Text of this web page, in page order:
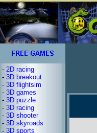
- 2D racing
- 3D breakout
- 3D flightsim
- 3D games
- 3D puzzle
- 3D racing
- 3D shooter
- 3D skyroads
- 3D sports